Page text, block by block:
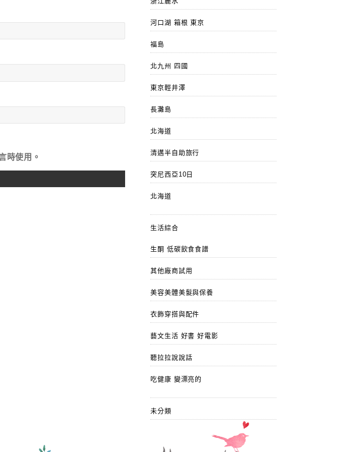
時使用。
河口湖 箱根 東京
福島
北九州 四國
東京輕井澤
長灘島
北海道
清邁半自助旅行
突尼西亞10日
北海道
生活綜合
生酮 低碳飲食食譜
其他廠商試用
美容美體美髮與保養
衣飾穿搭與配件
藝文生活 好書 好電影
聽拉拉說說話
吃健康 變漂亮的
未分類